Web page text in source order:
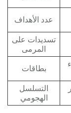
عدد الأهداف
تسديدات على
المرمى
بطاقات
التسلسل
الهجومي